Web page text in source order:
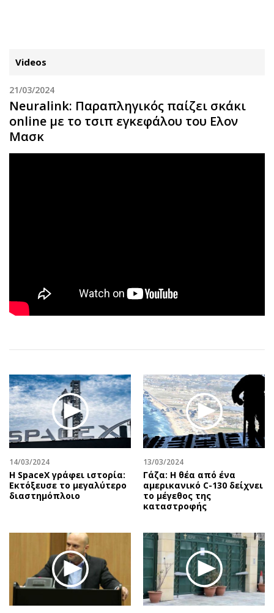
ΚΑΤΗΓΟΡΙΕΣ ΣΥΝΔΕΣΗ
Κύπρος
Παιδεία
Αθλητισμός
Κύπρος
Οικονομική
Οικονομία
Real Estate
Επιχειρήσεις
Αγορές
Money Review
AstroBank Properties
Trends
Ναυτιλία
Περιβάλλον
Ελλάδα
Κόσμος
Παράξενα
Απόψεις
Geek
Αφιερώματα
Πολιτική
Οικονομία
Γενικά
Αναδρομές
Πρόσωπα
Περιβάλλον
Good Life
Showbiz
Ταξίδια
Συνταγές
Έξοδος
Media
Videos
21/03/2024
Neuralink: Παραπληγικός παίζει σκάκι
online με το τσιπ εγκεφάλου του Ελον
Μασκ
14/03/2024
Η SpaceX γράφει ιστορία:
Εκτόξευσε το μεγαλύτερο
διαστημόπλοιο
13/03/2024
Γάζα: Η θέα από ένα
αμερικανικό C-130 δείχνει
το μέγεθος της
καταστροφής